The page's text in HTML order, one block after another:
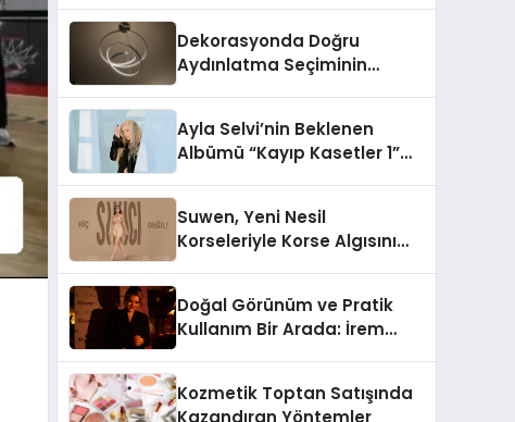
Dekorasyonda Doğru
Aydınlatma Seçiminin
Ayla Selvi’nin Beklenen
Albümü “Kayıp Kasetler 1”
Suwen, Yeni Nesil
Korseleriyle Korse Algısını
Doğal Görünüm ve Pratik
Kullanım Bir Arada: İrem
Kozmetik Toptan Satışında
Kazandıran Yöntemler